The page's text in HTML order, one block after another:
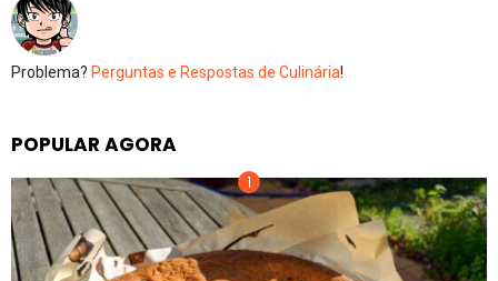
Problema? Perguntas e Respostas de Culinária!
POPULAR AGORA